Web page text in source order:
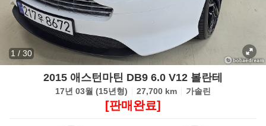
1 / 30
2015 애스턴마틴 DB9 6.0 V12 볼란테
17년 03월 (15년형) 27,700 km 가솔린
[판매완료]